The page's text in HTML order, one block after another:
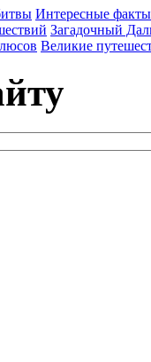
Интересные факты
Загадочный
Великие